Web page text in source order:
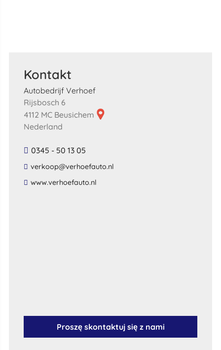
Kontakt
Autobedrijf Verhoef
Rijsbosch 6
4112 MC Beusichem
Nederland
0345 - 50 13 05
​verkoop​@​verhoefauto​.​nl​
​www​.​verhoefauto​.​nl​
Proszę skontaktuj się z nami